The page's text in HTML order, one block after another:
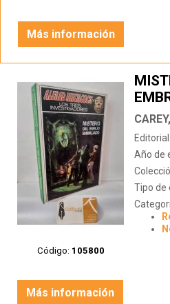
Más información
Código: 105800
Y
Editorial:
Año de
Tipo de
Más información